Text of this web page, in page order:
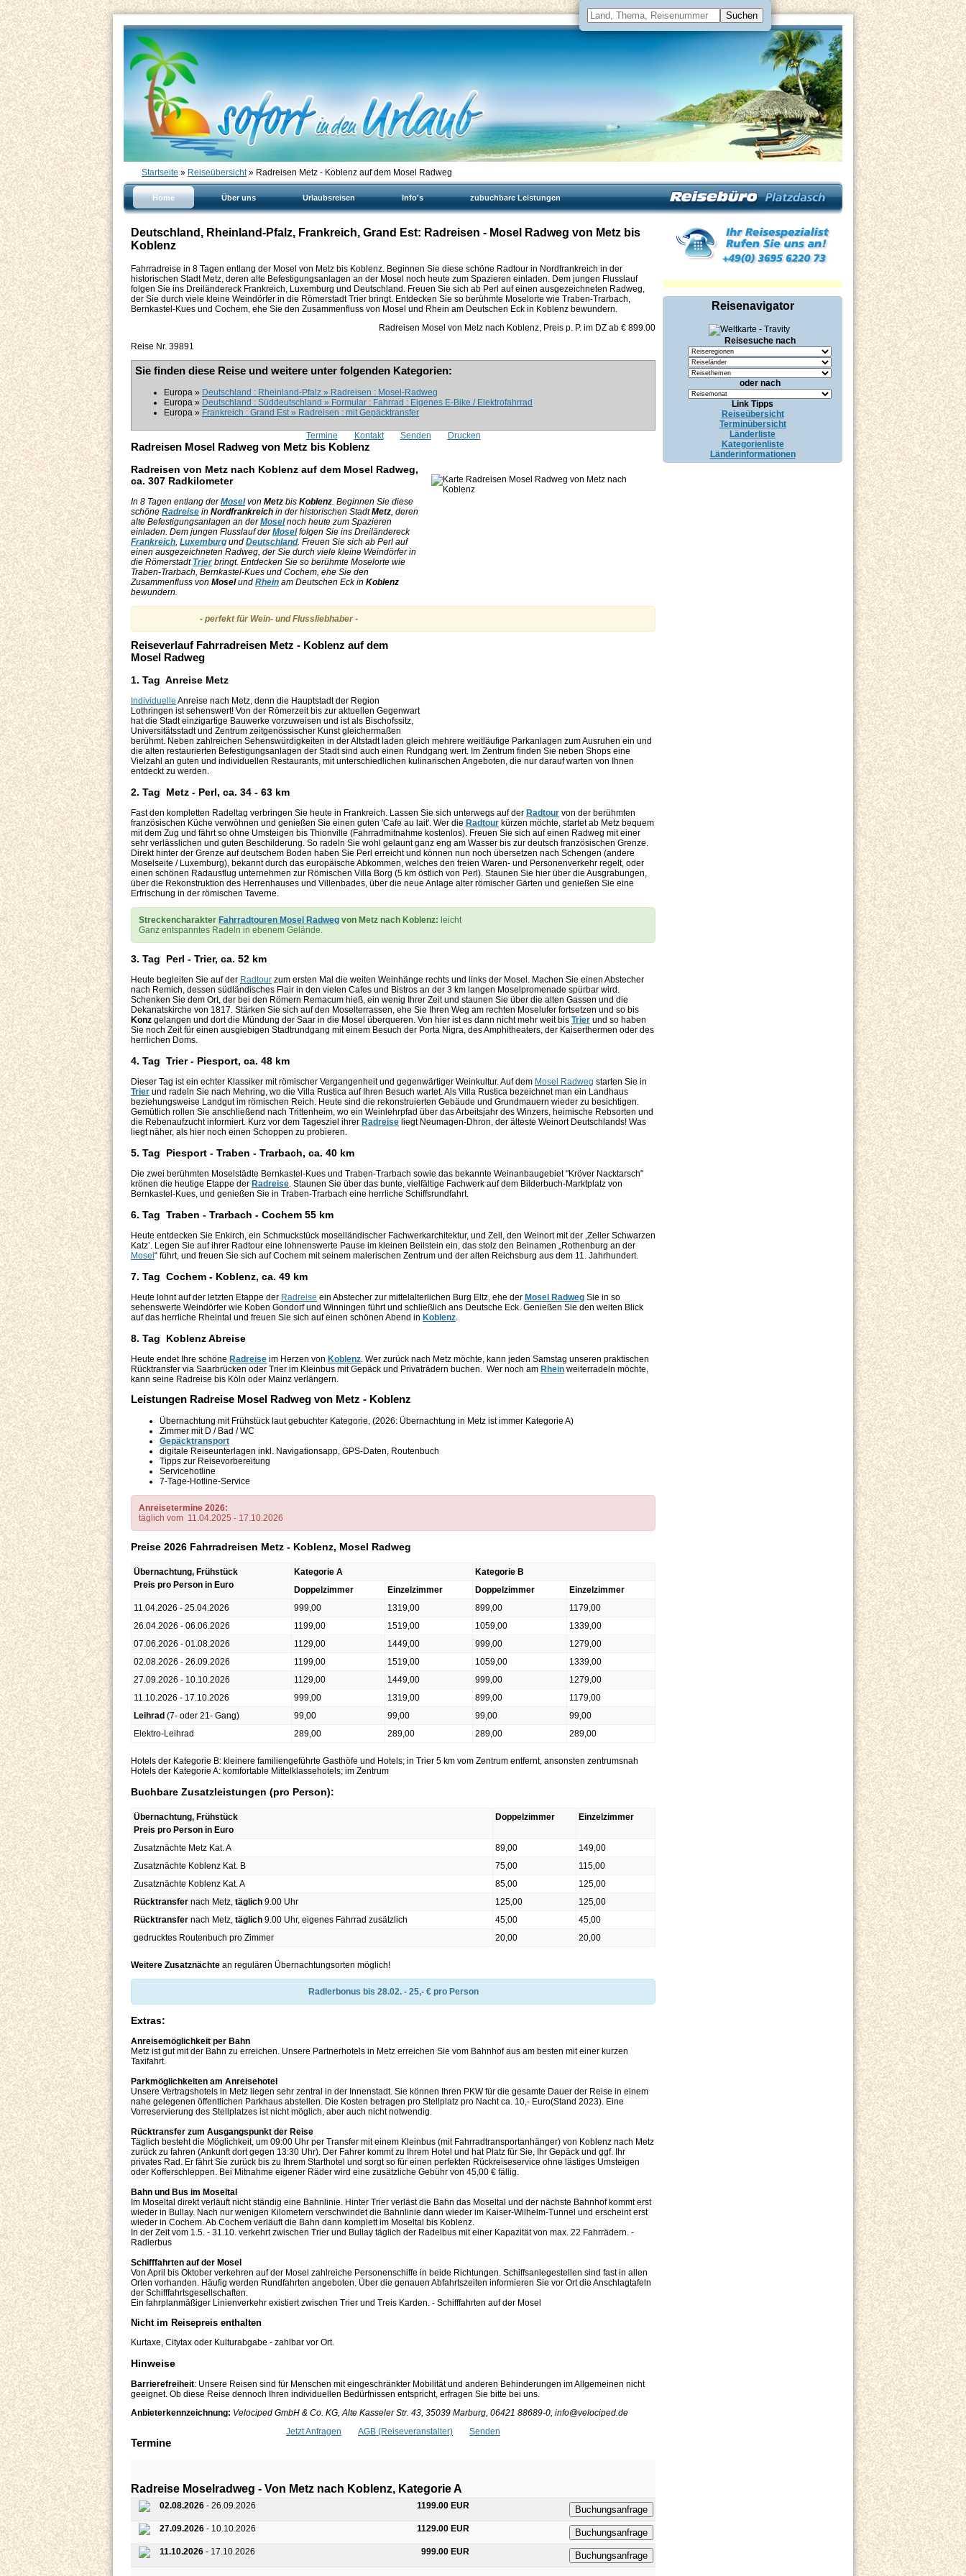
Startseite » Reiseübersicht» Radreisen Metz - Koblenz auf dem Mosel Radweg
Home Über uns Urlaubsreisen Info's zubuchbare Leistungen
Deutschland, Rheinland-Pfalz, Frankreich, Grand Est: Radreisen - Mosel Radweg von Metz bis
Koblenz
Fahrradreise in 8 Tagen entlang der Mosel von Metz bis Koblenz. Beginnen Sie diese schöne Radtour in Nordfrankreich in der
historischen Stadt Metz, deren alte Befestigungsanlagen an der Mosel noch heute zum Spazieren einladen. Dem jungen Flusslauf
folgen Sie ins Dreiländereck Frankreich, Luxemburg und Deutschland. Freuen Sie sich ab Perl auf einen ausgezeichneten Radweg,
der Sie durch viele kleine Weindörfer in die Römerstadt Trier bringt. Entdecken Sie so berühmte Moselorte wie Traben-Trarbach,
Bernkastel-Kues und Cochem, ehe Sie den Zusammenfluss von Mosel und Rhein am Deutschen Eck in Koblenz bewundern.
Radreisen Mosel von Metz nach Koblenz, Preis p. P. im DZ ab € 899.00
Reise Nr. 39891
Sie finden diese Reise und weitere unter folgenden Kategorien:
Europa » Deutschland : Rheinland-Pfalz » Radreisen : Mosel-Radweg
Europa » Deutschland : Süddeutschland » Formular : Fahrrad : Eigenes E-Bike / Elektrofahrrad
Europa » Frankreich : Grand Est » Radreisen : mit Gepäcktransfer
Termine Kontakt Senden Drucken
Radreisen Mosel Radweg von Metz bis Koblenz
Radreisen von Metz nach Koblenz auf dem Mosel Radweg,
ca. 307 Radkilometer
In 8 Tagen entlang derMoselvon Metz bis Koblenz. Beginnen Sie diese
schöne Radreise in Nordfrankreich in der historischen StadtMetz, deren
alte Befestigungsanlagen an derMoselnoch heute zum Spazieren
einladen. Dem jungen Flusslauf derMoselfolgen Sie ins Dreiländereck
Frankreich, Luxemburg und Deutschland. Freuen Sie sich ab Perl auf
einen ausgezeichneten Radweg, der Sie durch viele kleine Weindörfer in
die Römerstadt Trierbringt. Entdecken Sie so berühmte Moselorte wie
Traben-Trarbach, Bernkastel-Kues und Cochem, ehe Sie den
Zusammenfluss von Moselund Rhein am Deutschen Eck in Koblenz
bewundern.
- perfekt für Wein- und Flussliebhaber -
Reiseverlauf Fahrradreisen Metz - Koblenz auf dem
Mosel Radweg
1. Tag Anreise Metz
Individuelle Anreise nach Metz, denn die Hauptstadt der Region
Lothringen ist sehenswert! Von der Römerzeit bis zur aktuellen Gegenwart
hat die Stadt einzigartige Bauwerke vorzuweisen und ist als Bischofssitz,
Universitätsstadt und Zentrum zeitgenössischer Kunst gleichermaßen
berühmt. Neben zahlreichen Sehenswürdigkeiten in der Altstadt laden gleich mehrere weitläufige Parkanlagen zum Ausruhen ein und
die alten restaurierten Befestigungsanlagen der Stadt sind auch einen Rundgang wert. Im Zentrum finden Sie neben Shops eine
Vielzahl an guten und individuellen Restaurants, mit unterschiedlichen kulinarischen Angeboten, die nur darauf warten von Ihnen
entdeckt zu werden.
2. Tag Metz - Perl, ca. 34 - 63 km
Fast den kompletten Radeltag verbringen Sie heute in Frankreich. Lassen Sie sich unterwegs auf der Radtour von der berühmten
französischen Küche verwöhnen und genießen Sie einen guten 'Cafe au lait'. Wer die Radtour kürzen möchte, startet ab Metz bequem
mit dem Zug und fährt so ohne Umsteigen bis Thionville (Fahrradmitnahme kostenlos). Freuen Sie sich auf einen Radweg mit einer
sehr verlässlichen und guten Beschilderung. So radeln Sie wohl gelaunt ganz eng am Wasser bis zur deutsch französischen Grenze.
Direkt hinter der Grenze auf deutschem Boden haben Sie Perl erreicht und können nun noch übersetzen nach Schengen (andere
Moselseite / Luxemburg), bekannt durch das europäische Abkommen, welches den freien Waren- und Personenverkehr regelt, oder
einen schönen Radausflug unternehmen zur Römischen Villa Borg (5 km östlich von Perl). Staunen Sie hier über die Ausgrabungen,
über die Rekonstruktion des Herrenhauses und Villenbades, über die neue Anlage alter römischer Gärten und genießen Sie eine
Erfrischung in der römischen Taverne.
Streckencharakter Fahrradtouren Mosel Radweg von Metz nach Koblenz: leicht
Ganz entspanntes Radeln in ebenem Gelände.
3. Tag Perl - Trier, ca. 52 km
Heute begleiten Sie auf der Radtour zum ersten Mal die weiten Weinhänge rechts und links der Mosel. Machen Sie einen Abstecher
nach Remich, dessen südländisches Flair in den vielen Cafes und Bistros an der 3 km langen Moselpromenade spürbar wird.
Schenken Sie dem Ort, der bei den Römern Remacum hieß, ein wenig Ihrer Zeit und staunen Sie über die alten Gassen und die
Dekanatskirche von 1817. Stärken Sie sich auf den Moselterrassen, ehe Sie Ihren Weg am rechten Moselufer fortsetzen und so bis
Konz gelangen und dort die Mündung der Saar in die Mosel überqueren. Von hier ist es dann nicht mehr weit bis Trier und so haben
Sie noch Zeit für einen ausgiebigen Stadtrundgang mit einem Besuch der Porta Nigra, des Amphitheaters, der Kaiserthermen oder des
herrlichen Doms.
4. Tag Trier - Piesport, ca. 48 km
Dieser Tag ist ein echter Klassiker mit römischer Vergangenheit und gegenwärtiger Weinkultur. Auf dem Mosel Radweg starten Sie in
Trier und radeln Sie nach Mehring, wo die Villa Rustica auf Ihren Besuch wartet. Als Villa Rustica bezeichnet man ein Landhaus
beziehungsweise Landgut im römischen Reich. Heute sind die rekonstruierten Gebäude und Grundmauern wieder zu besichtigen.
Gemütlich rollen Sie anschließend nach Trittenheim, wo ein Weinlehrpfad über das Arbeitsjahr des Winzers, heimische Rebsorten und
die Rebenaufzucht informiert. Kurz vor dem Tagesziel ihrer Radreise liegt Neumagen-Dhron, der älteste Weinort Deutschlands! Was
liegt näher, als hier noch einen Schoppen zu probieren.
5. Tag Piesport - Traben - Trarbach, ca. 40 km
Die zwei berühmten Moselstädte Bernkastel-Kues und Traben-Trarbach sowie das bekannte Weinanbaugebiet "Kröver Nacktarsch"
krönen die heutige Etappe der Radreise. Staunen Sie über das bunte, vielfältige Fachwerk auf dem Bilderbuch-Marktplatz von
Bernkastel-Kues, und genießen Sie in Traben-Trarbach eine herrliche Schiffsrundfahrt.
6. Tag Traben - Trarbach - Cochem 55 km
Heute entdecken Sie Enkirch, ein Schmuckstück moselländischer Fachwerkarchitektur, und Zell, den Weinort mit der ‚Zeller Schwarzen
Katz’. Legen Sie auf ihrer Radtour eine lohnenswerte Pause im kleinen Beilstein ein, das stolz den Beinamen „Rothenburg an der
Mosel “ führt, und freuen Sie sich auf Cochem mit seinem malerischen Zentrum und der alten Reichsburg aus dem 11. Jahrhundert.
7. Tag Cochem - Koblenz, ca. 49 km
Heute lohnt auf der letzten Etappe der Radreise ein Abstecher zur mittelalterlichen Burg Eltz, ehe der Mosel Radweg Sie in so
sehenswerte Weindörfer wie Koben Gondorf und Winningen führt und schließlich ans Deutsche Eck. Genießen Sie den weiten Blick
auf das herrliche Rheintal und freuen Sie sich auf einen schönen Abend in Koblenz.
8. Tag Koblenz Abreise
Heute endet Ihre schöne Radreise im Herzen von Koblenz. Wer zurück nach Metz möchte, kann jeden Samstag unseren praktischen
Rücktransfer via Saarbrücken oder Trier im Kleinbus mit Gepäck und Privaträdern buchen. Wer noch am Rhein weiterradeln möchte,
kann seine Radreise bis Köln oder Mainz verlängern.
Leistungen Radreise Mosel Radweg von Metz - Koblenz
Übernachtung mit Frühstück laut gebuchter Kategorie, (2026: Übernachtung in Metz ist immer Kategorie A)
Zimmer mit D / Bad / WC
Gepäcktransport
digitale Reiseunterlagen inkl. Navigationsapp, GPS-Daten, Routenbuch
Tipps zur Reisevorbereitung
Servicehotline
7-Tage-Hotline-Service
Anreisetermine 2026:
täglich vom 11.04.2025 - 17.10.2026
Preise 2026 Fahrradreisen Metz - Koblenz, Mosel Radweg
Übernachtung, Frühstück
Preis pro Person in Euro
Kategorie A
Kategorie B
Doppelzimmer
Einzelzimmer Doppelzimmer
Einzelzimmer
11.04.2026 - 25.04.2026
999,00 1319,00 899,00
1179,00
26.04.2026 - 06.06.2026
1199,00 1519,00 1059,00
1339,00
07.06.2026 - 01.08.2026
1129,00 1449,00 999,00
1279,00
02.08.2026 - 26.09.2026
1199,00 1519,00 1059,00
1339,00
27.09.2026 - 10.10.2026
1129,00 1449,00 999,00
1279,00
11.10.2026 - 17.10.2026
999,00 1319,00 899,00
1179,00
Leihrad (7- oder 21- Gang) 99,00 99,00 99,00
99,00
Elektro-Leihrad
289,00 289,00 289,00 289,00
Hotels der Kategorie B: kleinere familiengeführte Gasthöfe und Hotels; in Trier 5 km vom Zentrum entfernt, ansonsten zentrumsnah
Hotels der Kategorie A: komfortable Mittelklassehotels; im Zentrum
Buchbare Zusatzleistungen (pro Person):
Übernachtung, Frühstück
Preis pro Person in Euro
Doppelzimmer Einzelzimmer
Zusatznächte Metz Kat. A 89,00
149,00
Zusatznächte Koblenz Kat. B
75,00
115,00
Zusatznächte Koblenz Kat. A
85,00
125,00
Rücktransfer nach Metz, täglich 9.00 Uhr 125,00
125,00
Rücktransfer nach Metz, täglich 9.00 Uhr, eigenes Fahrrad zusätzlich 45,00
45,00
gedrucktes Routenbuch pro Zimmer
20,00 20,00
Weitere Zusatznächte an regulären Übernachtungsorten möglich!
Radlerbonus bis 28.02. - 25,- € pro Person
Extras:
Anreisemöglichkeit per Bahn
Metz ist gut mit der Bahn zu erreichen. Unsere Partnerhotels in Metz erreichen Sie vom Bahnhof aus am besten mit einer kurzen
Taxifahrt.
Parkmöglichkeiten am Anreisehotel
Unsere Vertragshotels in Metz liegen sehr zentral in der Innenstadt. Sie können Ihren PKW für die gesamte Dauer der Reise in einem
nahe gelegenen öffentlichen Parkhaus abstellen. Die Kosten betragen pro Stellplatz pro Nacht ca. 10,- Euro(Stand 2023). Eine
Vorreservierung des Stellplatzes ist nicht möglich, aber auch nicht notwendig.
Rücktransfer zum Ausgangspunkt der Reise
Täglich besteht die Möglichkeit, um 09:00 Uhr per Transfer mit einem Kleinbus (mit Fahrradtransportanhänger) von Koblenz nach Metz
zurück zu fahren (Ankunft dort gegen 13:30 Uhr). Der Fahrer kommt zu Ihrem Hotel und hat Platz für Sie, Ihr Gepäck und ggf. Ihr
privates Rad. Er fährt Sie zurück bis zu Ihrem Starthotel und sorgt so für einen perfekten Rückreiseservice ohne lästiges Umsteigen
oder Kofferschleppen. Bei Mitnahme eigener Räder wird eine zusätzliche Gebühr von 45,00 € fällig.
Bahn und Bus im Moseltal
Im Moseltal direkt verläuft nicht ständig eine Bahnlinie. Hinter Trier verläst die Bahn das Moseltal und der nächste Bahnhof kommt erst
wieder in Bullay. Nach nur wenigen Kilometern verschwindet die Bahnlinie dann wieder im Kaiser-Wilhelm-Tunnel und erscheint erst
wieder in Cochem. Ab Cochem verläuft die Bahn dann komplett im Moseltal bis Koblenz.
In der Zeit vom 1.5. - 31.10. verkehrt zwischen Trier und Bullay täglich der Radelbus mit einer Kapazität von max. 22 Fahrrädern. -
Radlerbus
Schifffahrten auf der Mosel
Von April bis Oktober verkehren auf der Mosel zahlreiche Personenschiffe in beide Richtungen. Schiffsanlegestellen sind fast in allen
Orten vorhanden. Häufig werden Rundfahrten angeboten. Über die genauen Abfahrtszeiten informieren Sie vor Ort die Anschlagtafeln
der Schifffahrtsgesellschaften.
Ein fahrplanmäßiger Linienverkehr existiert zwischen Trier und Treis Karden. - Schifffahrten auf der Mosel
Nicht im Reisepreis enthalten
Kurtaxe, Citytax oder Kulturabgabe - zahlbar vor Ort.
Hinweise
Barrierefreiheit: Unsere Reisen sind für Menschen mit eingeschränkter Mobilität und anderen Behinderungen im Allgemeinen nicht
geeignet. Ob diese Reise dennoch Ihren individuellen Bedürfnissen entspricht, erfragen Sie bitte bei uns.
Anbieterkennzeichnung: Velociped GmbH & Co. KG, Alte Kasseler Str. 43, 35039 Marburg, 06421 88689-0, info@velociped.de
Jetzt Anfragen
AGB (Reiseveranstalter) Senden
Termine
Radreise Moselradweg - Von Metz nach Koblenz, Kategorie A
02.08.2026 - 26.09.2026 1199.00 EUR Buchungsanfrage
27.09.2026 - 10.10.2026 1129.00 EUR Buchungsanfrage
11.10.2026 - 17.10.2026 999.00 EUR Buchungsanfrage
Reisenavigator
Reisesuche nach
oder nach
Link Tipps
Reiseübersicht
Terminübersicht
Länderliste
Kategorienliste
Länderinformationen